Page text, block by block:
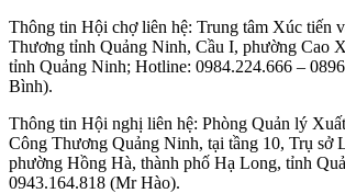
Thông tin Hội chợ liên hệ: Trung tâm Xúc tiến
Thương tỉnh Quảng Ninh, Cầu I, phường Cao
tỉnh Quảng Ninh; Hotline: 0984.224.666 –
Bình).
Thông tin Hội nghị liên hệ: Phòng Quản lý
Công Thương Quảng Ninh, tại tầng 10, Trụ sở
phường Hồng Hà, thành phố Hạ Long, tỉnh
0943.164.818 (Mr Hào).